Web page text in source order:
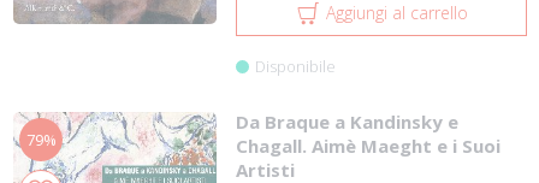
Aggiungi al carrello
Disponibile
79%
Da Braque a Kandinsky e
Chagall. Aimè Maeght e i Suoi
Artisti